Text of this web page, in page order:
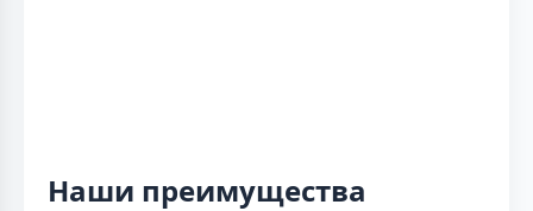
Наши преимущества